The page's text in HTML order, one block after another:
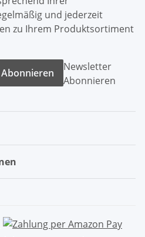
und jederzeit
zu Ihrem Produktsortiment
Abonnieren
Newsletter
Abonnieren